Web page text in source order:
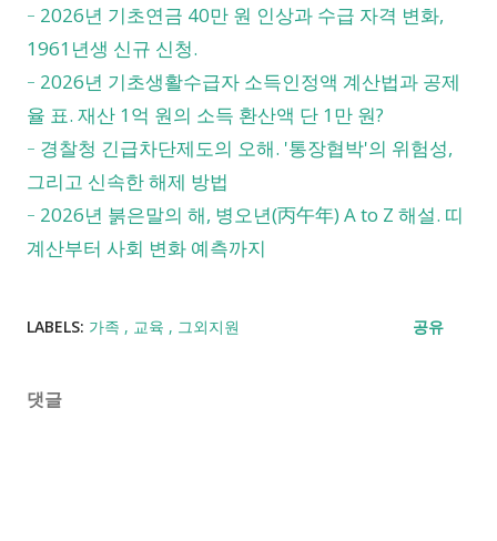
- 2026년 기초연금 40만 원 인상과 수급 자격 변화,
1961년생 신규 신청.
- 2026년 기초생활수급자 소득인정액 계산법과 공제
율 표. 재산 1억 원의 소득 환산액 단 1만 원?
- 경찰청 긴급차단제도의 오해. '통장협박'의 위험성,
그리고 신속한 해제 방법
- 2026년 붉은말의 해, 병오년(丙午年) A to Z 해설. 띠
계산부터 사회 변화 예측까지
LABELS: 가족 교육 그외지원 공유
댓글